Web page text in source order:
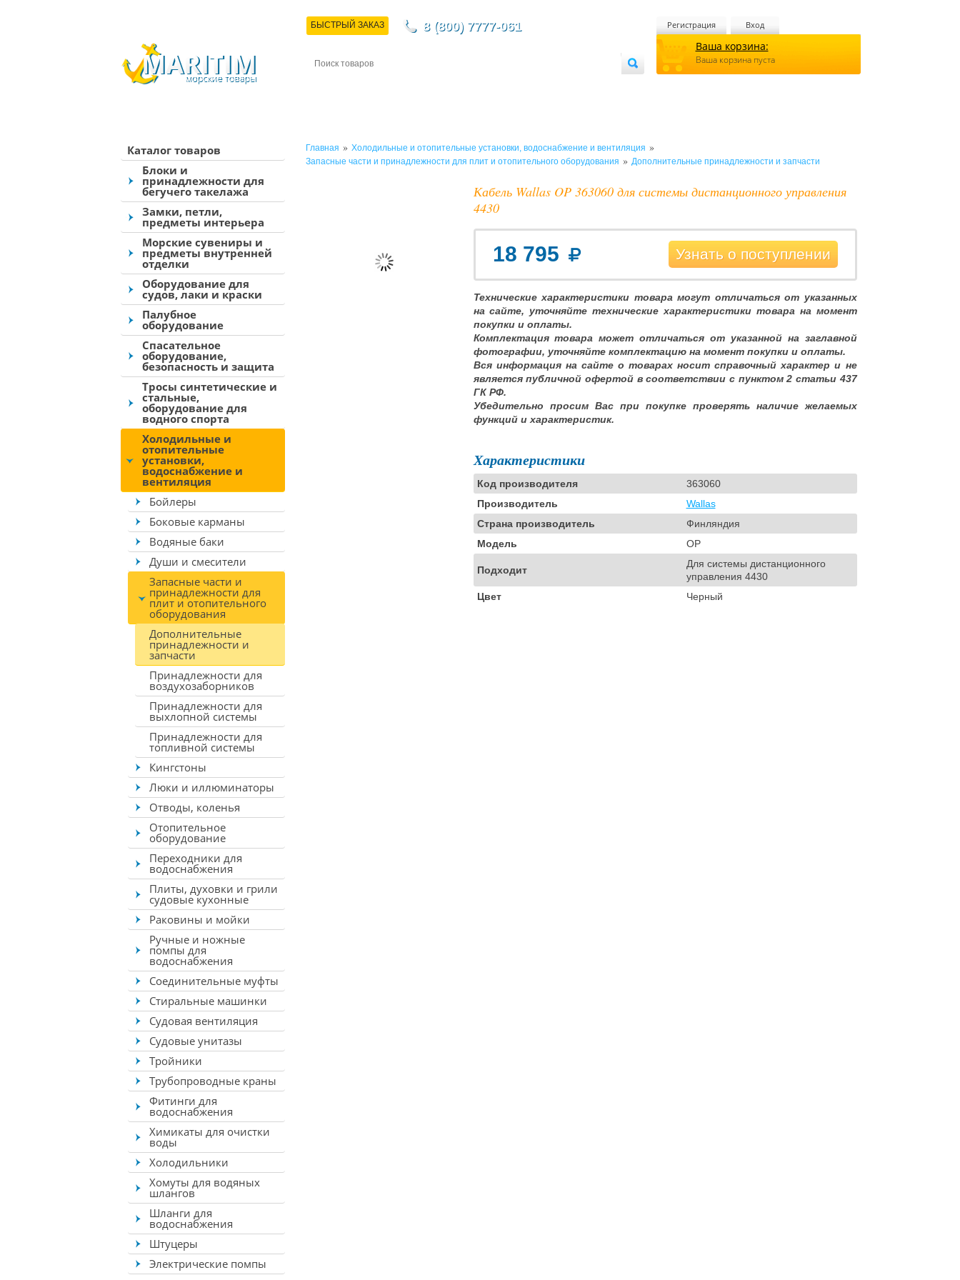
Регистрация Вход
Ваша корзина:
Ваша корзина пуста
БЫСТРЫЙ ЗАКАЗ 8 (800) 7777-061
Каталог товаров
Блоки и
принадлежности для
бегучего такелажа
Замки, петли,
предметы интерьера
Морские сувениры и
предметы внутренней
отделки
Оборудование для
судов, лаки и краски
Палубное
оборудование
Спасательное
оборудование,
безопасность и защита
Тросы синтетические и
стальные,
оборудование для
водного спорта
Холодильные и
отопительные
установки,
водоснабжение и
вентиляция
Бойлеры
Боковые карманы
Водяные баки
Души и смесители
Запасные части и
принадлежности для
плит и отопительного
оборудования
Дополнительные
принадлежности и
запчасти
Принадлежности для
воздухозаборников
Принадлежности для
выхлопной системы
Принадлежности для
топливной системы
Кингстоны
Люки и иллюминаторы
Отводы, коленья
Отопительное
оборудование
Переходники для
водоснабжения
Плиты, духовки и грили
судовые кухонные
Раковины и мойки
Ручные и ножные
помпы для
водоснабжения
Соединительные муфты
Стиральные машинки
Судовая вентиляция
Судовые унитазы
Тройники
Трубопроводные краны
Фитинги для
водоснабжения
Химикаты для очистки
воды
Холодильники
Хомуты для водяных
шлангов
Шланги для
водоснабжения
Штуцеры
Электрические помпы
Главная » Холодильные и отопительные установки, водоснабжение и вентиляция »
Запасные части и принадлежности для плит и отопительного оборудования » Дополнительные принадлежности и запчасти
Кабель Wallas OP 363060 для системы дистанционного управления
4430
18 795 Узнать о поступлении
Технические характеристики товара могут отличаться от указанных
на сайте, уточняйте технические характеристики товара на момент
покупки и оплаты.
Комплектация товара может отличаться от указанной на заглавной
фотографии, уточняйте комплектацию на момент покупки и оплаты.
Вся информация на сайте о товарах носит справочный характер и не
является публичной офертой в соответствии с пунктом 2 статьи 437
ГК РФ.
Убедительно просим Вас при покупке проверять наличие желаемых
функций и характеристик.
Характеристики
Код производителя
363060
Производитель
Wallas
Страна производитель
Финляндия
Модель
OP
Подходит
Для системы дистанционного
управления 4430
Цвет
Черный